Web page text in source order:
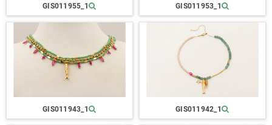
GIS011955_1 GIS011953_1
GIS011943_1 GIS011942_1